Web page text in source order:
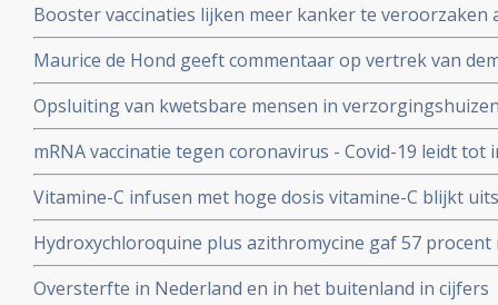
Booster vaccinaties lijken meer kanker te veroorzaken
en waarschuwt voor gebruik van mRNA vaccins als
Maurice de Hond geeft commentaar op vertrek van
Kuipers en verhoor van Fauci in Amerika en weerlegt
genadeloze analyse
Opsluiting van kwetsbare mensen in
de slechtst mogelijke resultaten
mRNA vaccinatie tegen coronavirus - Covid-19 leidt
natuurlijke infectie met Sars-Cov-2 leidt tot langdurige
Vitamine-C infusen met hoge dosis vitamine-C blijkt
besmet met het corona virus (COVID-19) en al met
Studie.
Hydroxychloroquine plus azithromycine gaf 57
coronavirus besmetting bij patienten opgenomen in
Belgische studie
Oversterfte in Nederland en in het buitenland in cijfers